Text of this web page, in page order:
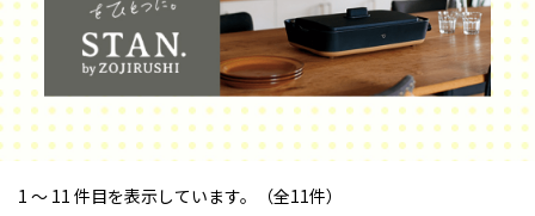
1 ～ 11 件目を表示しています。（全11件）